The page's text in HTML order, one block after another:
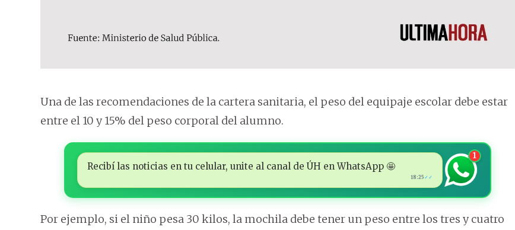
Una de las recomendaciones de la cartera sanitaria, el peso del equipaje escolar debe estar
entre el 10 y 15% del peso corporal del alumno.
Recibí las noticias en tu celular, unite al canal de ÚH en WhatsApp 🤩
18:25 ✓✓
1
Por ejemplo, si el niño pesa 30 kilos, la mochila debe tener un peso entre los tres y cuatro